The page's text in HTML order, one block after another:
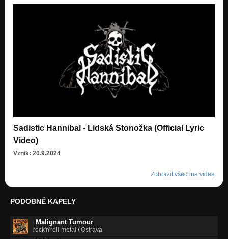
Sadistic Hannibal - Lidská Stonožka (Official Lyric
Video)
Vznik: 20.9.2024
Zobrazit všechna videa
PODOBNÉ KAPELY
Malignant Tumour
rock'n'roll-metal /Ostrava